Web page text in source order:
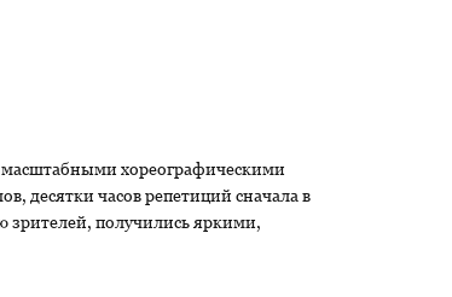
хореографическими
десятки часов репетиций сначала в
получились яркими,